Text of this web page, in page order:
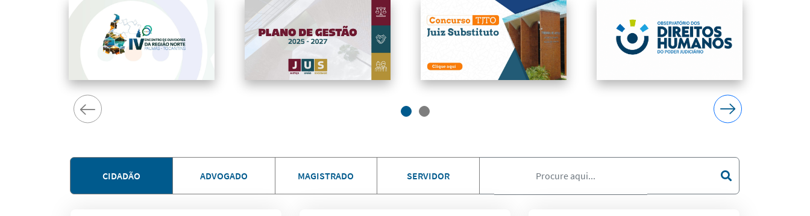
CIDADÃO ADVOGADO MAGISTRADO SERVIDOR